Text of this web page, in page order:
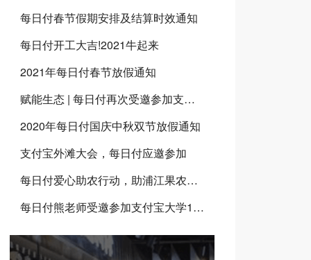
每日付春节假期安排及结算时效通知
每日付开工大吉!2021牛起来
2021年每日付春节放假通知
赋能生态 | 每日付再次受邀参加支付宝生态合作伙伴大会并上台分享！
2020年每日付国庆中秋双节放假通知
支付宝外滩大会，每日付应邀参加
每日付爱心助农行动，助浦江果农出售葡萄
每日付熊老师受邀参加支付宝大学1期试金石项目